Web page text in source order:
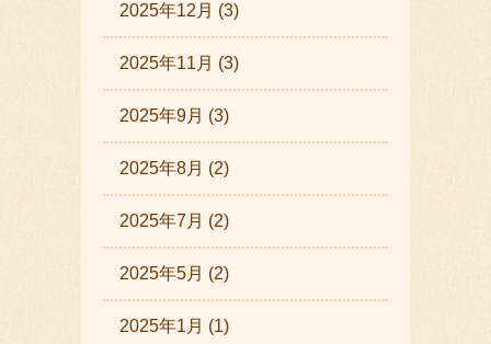
2025年12月 (3)
2025年11月 (3)
2025年9月 (3)
2025年8月 (2)
2025年7月 (2)
2025年5月 (2)
2025年1月 (1)